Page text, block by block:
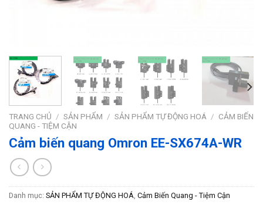
TRANG CHỦ / SẢN PHẨM / SẢN PHẨM TỰ ĐỘNG HOÁ / CẢM BIẾN
QUANG - TIỆM CẬN
Cảm biến quang Omron EE-SX674A-WR
Danh mục: SẢN PHẨM TỰ ĐỘNG HOÁ Cảm Biến Quang - Tiệm Cận